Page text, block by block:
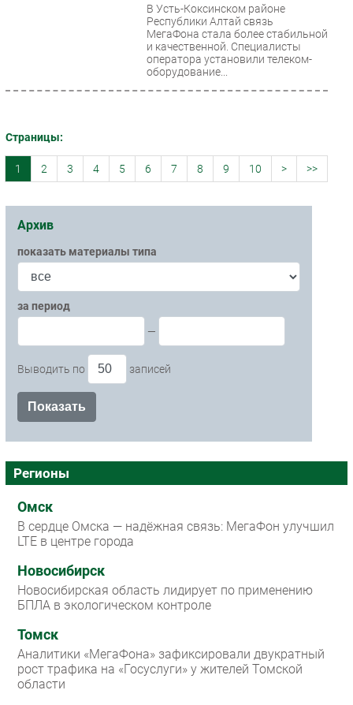
В Усть-Коксинском районе
Республики Алтай связь
МегаФона стала более стабильной
и качественной. Специалисты
оператора установили телеком-
оборудование...
Страницы:
1 2 3 4 5 6 7 8 9 10 > >>
Архив
показать материалы типа
за период
—
Выводить по записей
Регионы
Омск
В сердце Омска — надёжная связь: МегаФон улучшил
LTE в центре города
Новосибирск
Новосибирская область лидирует по применению
БПЛА в экологическом контроле
Томск
Аналитики «МегаФона» зафиксировали двукратный
рост трафика на «Госуслуги» у жителей Томской
области